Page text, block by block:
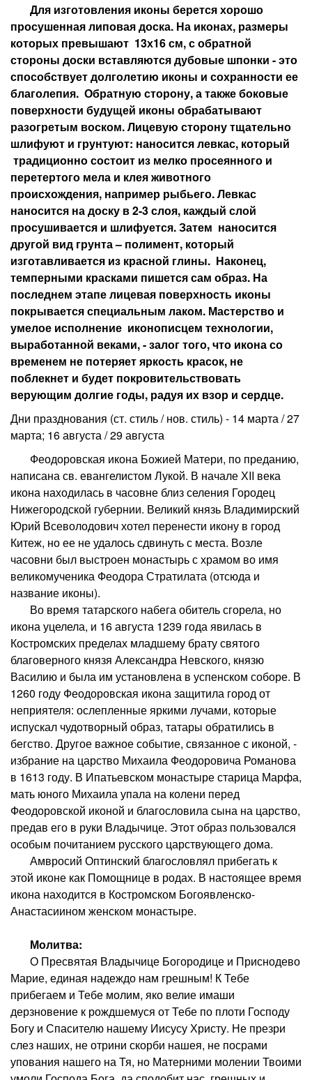
Для изготовления иконы берется хорошо
просушенная липовая доска. На иконах, размеры
которых превышают 13х16 см, с обратной
стороны доски вставляются дубовые шпонки - это
способствует долголетию иконы и сохранности ее
благолепия. Обратную сторону, а также боковые
поверхности будущей иконы обрабатывают
разогретым воском. Лицевую сторону тщательно
шлифуют и грунтуют: наносится левкас, который
традиционно состоит из мелко просеянного и
перетертого мела и клея животного
происхождения, например рыбьего. Левкас
наносится на доску в 2-3 слоя, каждый слой
просушивается и шлифуется. Затем наносится
другой вид грунта – полимент, который
изготавливается из красной глины. Наконец,
темперными красками пишется сам образ. На
последнем этапе лицевая поверхность иконы
покрывается специальным лаком. Мастерство и
умелое исполнение иконописцем технологии,
выработанной веками, - залог того, что икона со
временем не потеряет яркость красок, не
поблекнет и будет покровительствовать
верующим долгие годы, радуя их взор и сердце.
Дни празднования (ст. стиль / нов. стиль) - 14 марта / 27
марта; 16 августа / 29 августа
Феодоровская икона Божией Матери, по преданию,
написана св. евангелистом Лукой. В начале ХII века
икона находилась в часовне близ селения Городец
Нижегородской губернии. Великий князь Владимирский
Юрий Всеволодович хотел перенести икону в город
Китеж, но ее не удалось сдвинуть с места. Возле
часовни был выстроен монастырь с храмом во имя
великомученика Феодора Стратилата (отсюда и
название иконы).
Во время татарского набега обитель сгорела, но
икона уцелела, и 16 августа 1239 года явилась в
Костромских пределах младшему брату святого
благоверного князя Александра Невского, князю
Василию и была им установлена в успенском соборе. В
1260 году Феодоровская икона защитила город от
неприятеля: ослепленные яркими лучами, которые
испускал чудотворный образ, татары обратились в
бегство. Другое важное событие, связанное с иконой, -
избрание на царство Михаила Феодоровича Романова
в 1613 году. В Ипатьевском монастыре старица Марфа,
мать юного Михаила упала на колени перед
Феодоровской иконой и благословила сына на царство,
предав его в руки Владычице. Этот образ пользовался
особым почитанием русского царствующего дома.
Амвросий Оптинский благословлял прибегать к
этой иконе как Помощнице в родах. В настоящее время
икона находится в Костромском Богоявленско-
Анастасиином женском монастыре.
Молитва:
О Пресвятая Владычице Богородице и Приснодево
Марие, единая надеждо нам грешным! К Тебе
прибегаем и Тебе молим, яко велие имаши
дерзновение к рождшемуся от Тебе по плоти Господу
Богу и Спасителю нашему Иисусу Христу. Не презри
слез наших, не отрини скорби нашея, не посрами
упования нашего на Тя, но Матерними молении Твоими